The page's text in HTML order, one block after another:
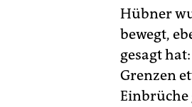
Hübner
bewegt,
gesagt
Grenzen
Einbrüche